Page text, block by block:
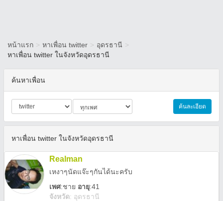
หน้าแรก > หาเพื่อน twitter > อุดรธานี >
หาเพื่อน twitter ในจังหวัดอุดรธานี
ค้นหาเพื่อน
ค้นละเอียด
หาเพื่อน twitter ในจังหวัดอุดรธานี
Realman
เหงาๆนัดแจ๊ะๆกันได้นะครับ
เพศ:ชาย อายุ:41
จังหวัด: อุดรธานี